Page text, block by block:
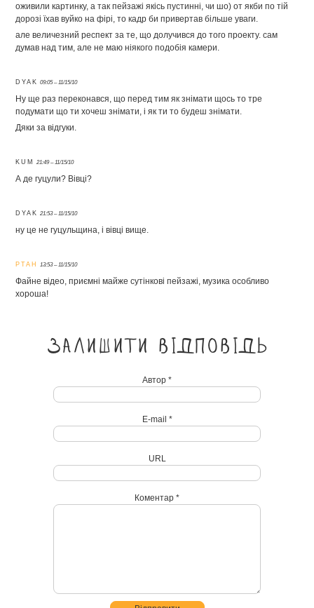
оживили картинку, а так пейзажі якісь пустинні, чи шо) от якби по тій
дорозі їхав вуйко на фірі, то кадр би привертав більше уваги.
але величезний респект за те, що долучився до того проекту. сам
думав над тим, але не маю ніякого подобія камери.
DYAK 09:05 – 11/15/10
Ну ще раз переконався, що перед тим як знімати щось то тре
подумати що ти хочеш знімати, і як ти то будеш знімати.
Дяки за відгуки.
KUM 21:49 – 11/15/10
А де гуцули? Вівці?
DYAK 21:53 – 11/15/10
ну це не гуцульщина, і вівці вище.
PTAH 13:53 – 11/15/10
Файне відео, приємні майже сутінкові пейзажі, музика особливо
хороша!
Залишити відповідь
Автор *
E-mail *
URL
Коментар *